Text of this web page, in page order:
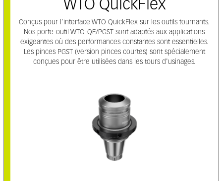
WTO QuickFlex
Conçus pour l'interface WTO QuickFlex sur les outils tournants.
Nos porte-outil WTO-QF/PGST sont adaptés aux applications
exigeantes où des performances constantes sont essentielles.
Les pinces PGST (version pinces courtes) sont spécialement
conçues pour être utilisées dans les tours d'usinages.